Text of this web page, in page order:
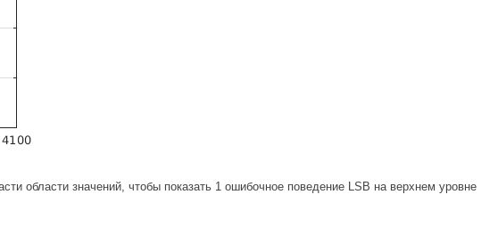
области значений, чтобы показать 1 ошибочное поведение LSB на верхнем уровне